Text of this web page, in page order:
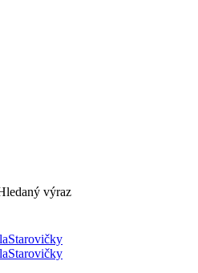
výraz
Starovičky
Starovičky